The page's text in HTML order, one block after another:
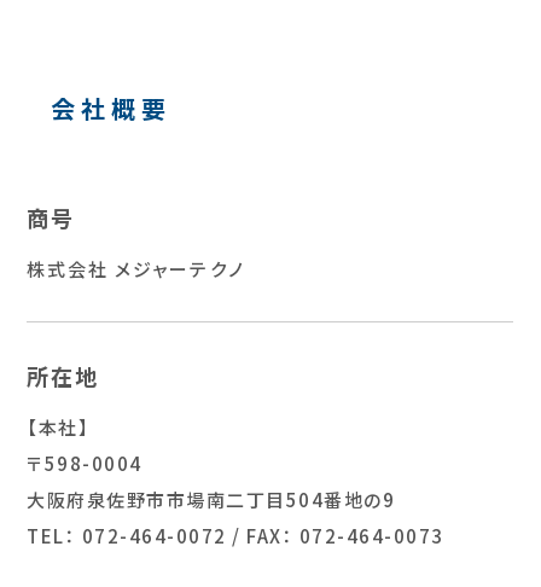
会社概要
商号
株式会社 メジャーテクノ
所在地
【本社】
〒598-0004
大阪府泉佐野市市場南二丁目504番地の9
TEL： 072-464-0072 / FAX： 072-464-0073